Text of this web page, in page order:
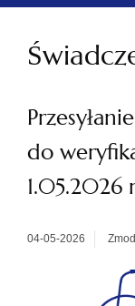
do
1.05.2026
04-05-2026